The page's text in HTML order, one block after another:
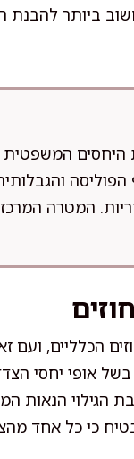
ביותר להבנת
מסדיר את מערכת
המטרה
הכלליים, ועם
אופי יחסי
הגילוי
כי כל אחד